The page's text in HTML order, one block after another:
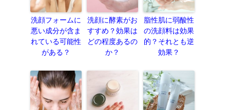
洗顔フォームに
悪い成分が含ま
れている可能性
がある？
洗顔に酵素がお
すすめ？効果は
どの程度あるの
か？
脂性肌に弱酸性
の洗顔料は効果
的？それとも逆
効果？